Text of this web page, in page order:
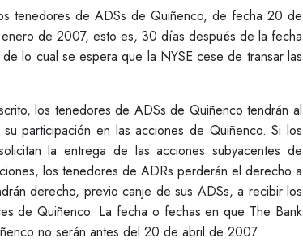
tenedores de ADSs de Quiñenco, de fecha 20 de
de 2007, esto es, 30 días después de la fecha
lo cual se espera que la NYSE cese de transar las
los tenedores de ADSs de Quiñenco tendrán al
participación en las acciones de Quiñenco. Si los
la entrega de las acciones subyacentes de
los tenedores de ADRs perderán el derecho a
derecho, previo canje de sus ADSs, a recibir los
de Quiñenco. La fecha o fechas en que The Bank
no serán antes del 20 de abril de 2007.